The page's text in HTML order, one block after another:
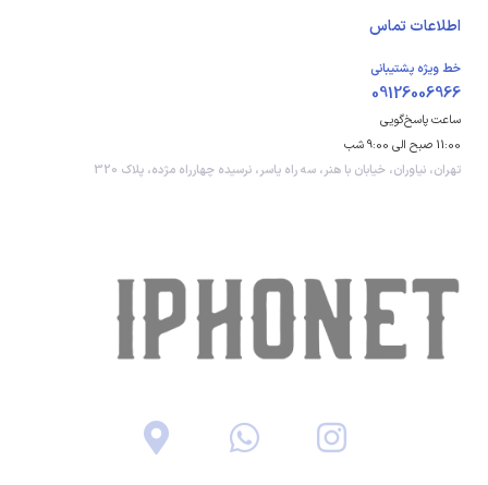
اطلاعات تماس
خط ویژه پشتیبانی
09126006966
ساعت پاسخ‌گویی
11:00 صبح الی 9:00 شب
تهران، نیاوران، خیابان با هنر، سه راه یاسر، نرسیده چهارراه مژده، پلاک 320